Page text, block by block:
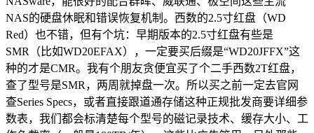
NAS的硬盘休眠和错误恢复机制。西数的2.5寸红盘（WD
Red）也不错，但有个坑：早期版本的2.5寸红盘有些是
SMR（比如WD20EFAX），一定要买后缀是“WD20JFFX”这
种的才是CMR。我有个朋友贪便宜买了个二手西数2T红盘，
查了型号是SMR，两周就掉盘一次。所以买之前一定去官网
查Series Specs，或者直接跟道通存储这种正规批发商要详细参
数表，我们都会标清楚每个型号的磁记录技术、缓存大小、工